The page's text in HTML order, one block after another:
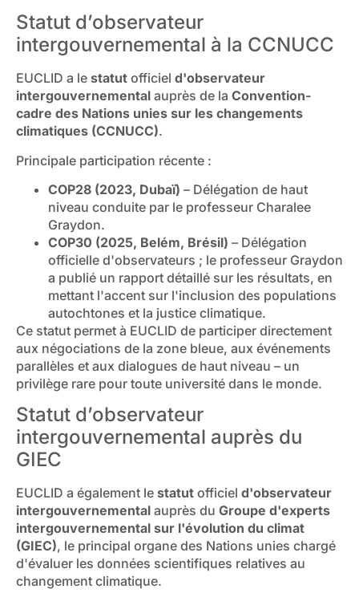
Statut d’observateur
intergouvernemental à la CCNUCC
EUCLID a le statut officiel d'observateur
intergouvernemental auprès de la Convention-
cadre des Nations unies sur les changements
climatiques (CCNUCC).
Principale participation récente :
COP28 (2023, Dubaï) – Délégation de haut
niveau conduite par le professeur Charalee
Graydon.
COP30 (2025, Belém, Brésil) – Délégation
officielle d'observateurs ; le professeur Graydon
a publié un rapport détaillé sur les résultats, en
mettant l'accent sur l'inclusion des populations
autochtones et la justice climatique.
Ce statut permet à EUCLID de participer directement
aux négociations de la zone bleue, aux événements
parallèles et aux dialogues de haut niveau – un
privilège rare pour toute université dans le monde.
Statut d’observateur
intergouvernemental auprès du
GIEC
EUCLID a également le statut officiel d'observateur
intergouvernemental auprès du Groupe d'experts
intergouvernemental sur l'évolution du climat
(GIEC), le principal organe des Nations unies chargé
d'évaluer les données scientifiques relatives au
changement climatique.